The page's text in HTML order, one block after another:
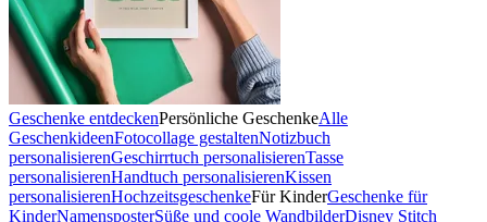
Geschenke entdeckenPersönliche GeschenkeAlle
GeschenkideenFotocollage gestaltenNotizbuch
personalisierenGeschirrtuch personalisierenTasse
personalisierenHandtuch personalisierenKissen
personalisierenHochzeitsgeschenkeFür KinderGeschenke für
KinderNamensposterSüße und coole WandbilderDisney Stitch